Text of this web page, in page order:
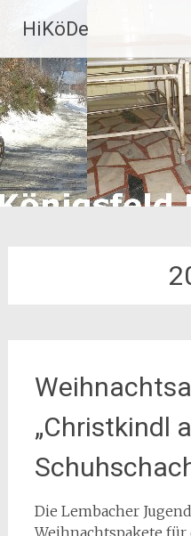
Inhalt
springen
HiKöDe
„Christkindl
Die Lembacher
Weihnachtspakete